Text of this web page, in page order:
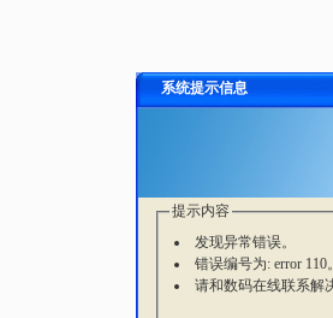
系统提示信息
提示内容
发现异常错误。
错误编号为: error 110
请和数码在线联系解